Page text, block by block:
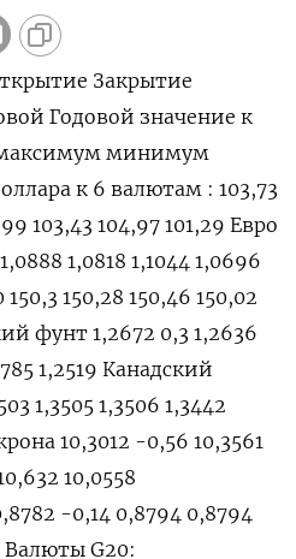
Закрытие
Годовой значение к
минимум
к 6 валютам : 103,73
103,43 104,97 101,29 Евро
1,0818 1,1044 1,0696
150,28 150,46 150,02
фунт 1,2672 0,3 1,2636
1,2519 Канадский
1,3505 1,3506 1,3442
10,3012 -0,56 10,3561
10,0558
-0,14 0,8794 0,8794
Валюты G20: